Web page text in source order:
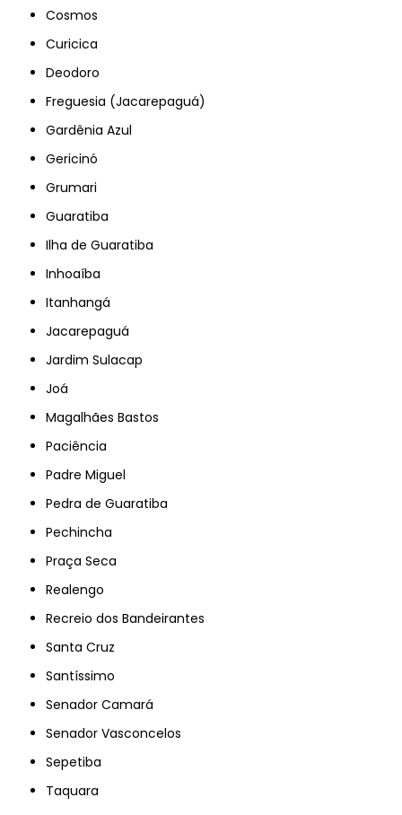
Cosmos
Curicica
Deodoro
Freguesia (Jacarepaguá)
Gardênia Azul
Gericinó
Grumari
Guaratiba
Ilha de Guaratiba
Inhoaíba
Itanhangá
Jacarepaguá
Jardim Sulacap
Joá
Magalhães Bastos
Paciência
Padre Miguel
Pedra de Guaratiba
Pechincha
Praça Seca
Realengo
Recreio dos Bandeirantes
Santa Cruz
Santíssimo
Senador Camará
Senador Vasconcelos
Sepetiba
Taquara